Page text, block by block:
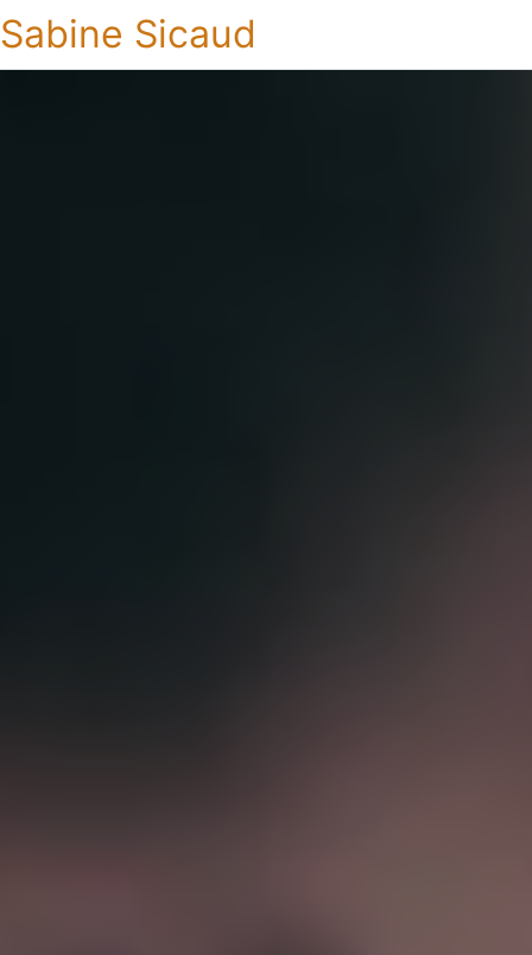
Sabine Sicaud